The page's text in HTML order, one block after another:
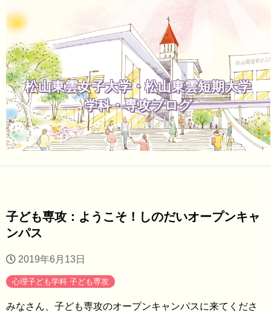
松山東雲女子大学・松山東雲短期大学
学科・専攻ブログ
子ども専攻：ようこそ！しのだいオープンキャ
ンパス
2019年6月13日
心理子ども学科 子ども専攻
みなさん、子ども専攻のオープンキャンパスに来てくださ